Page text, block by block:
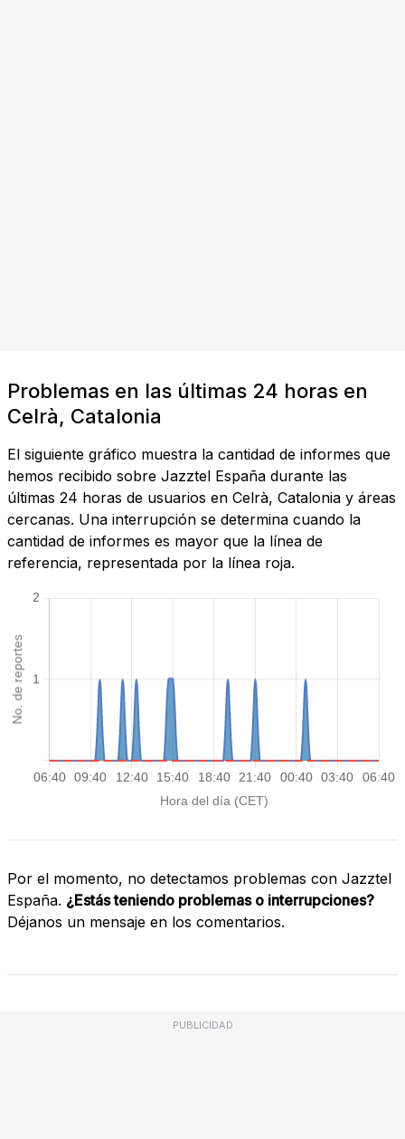
Problemas en las últimas 24 horas en
Celrà, Catalonia
El siguiente gráfico muestra la cantidad de informes que
hemos recibido sobre Jazztel España durante las
últimas 24 horas de usuarios en Celrà, Catalonia y áreas
cercanas. Una interrupción se determina cuando la
cantidad de informes es mayor que la línea de
referencia, representada por la línea roja.
Por el momento, no detectamos problemas con Jazztel
España. ¿Estás teniendo problemas o interrupciones?
Déjanos un mensaje en los comentarios.
PUBLICIDAD